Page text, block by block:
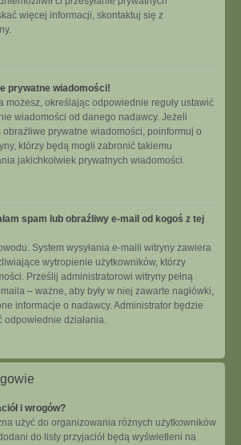
więcej informacji, skontaktuj się z
prywatne wiadomości!
możesz, określając odpowiednie reguły ustawić
wiadomości od danego nadawcy. Jeżeli
prywatne wiadomości, poinformuj o
którzy będą mogli zabronić takiemu
jakichkolwiek prywatnych wiadomości.
spam lub obraźliwy e-mail od kogoś z tej
System wysyłania e-maili witryny zawiera
wytropienie użytkowników, którzy
Prześlij administratorowi witryny pełną
– ważne, aby były w niej zawarte nagłówki,
informacje o nadawcy. Administrator będzie
odpowiednie działania.
i wrogów?
użyć do organizowania różnych użytkowników
do listy przyjaciół będą wyświetleni na